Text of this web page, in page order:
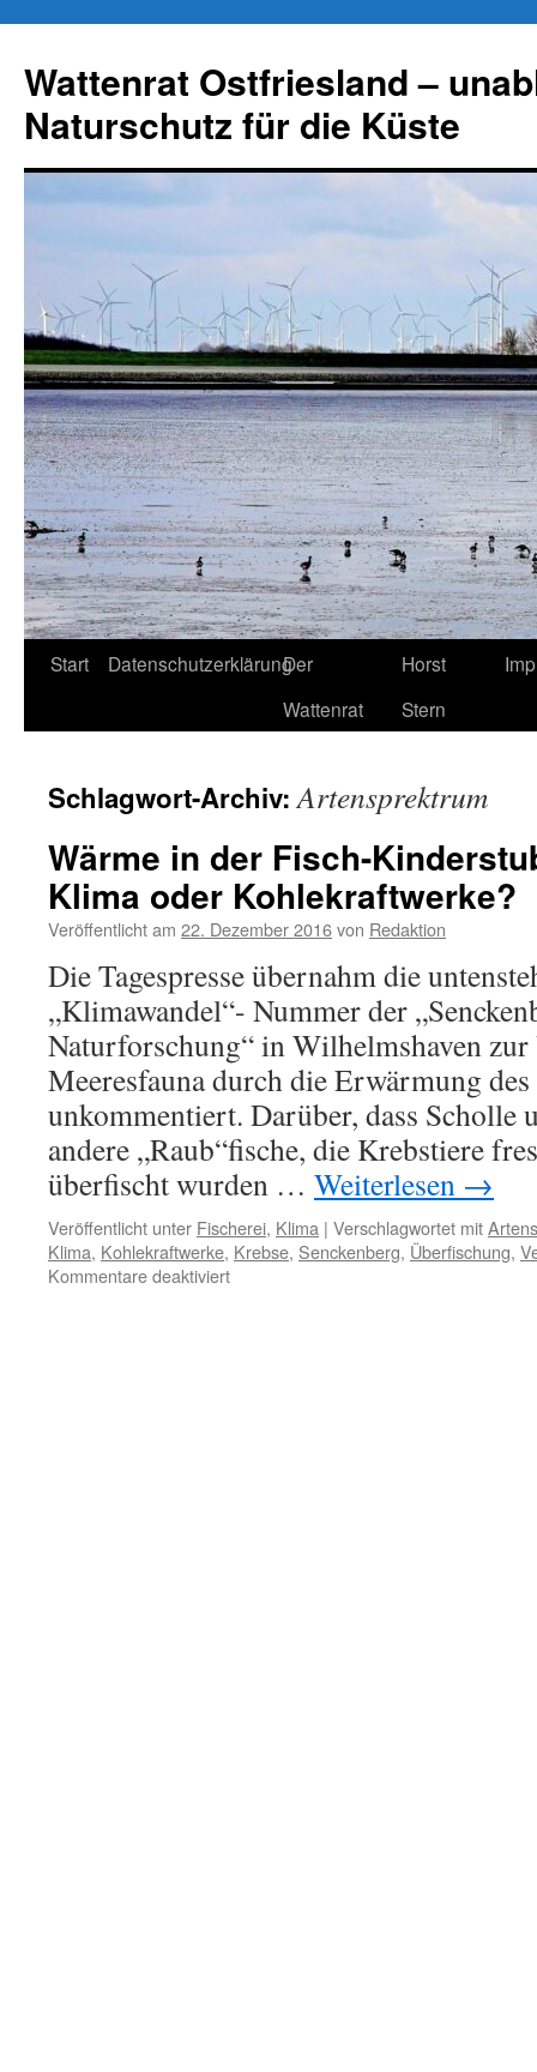
springen
Wattenrat Ostfriesland –
Naturschutz für die Küste
Start DatenschutzerklärungDer
Wattenrat
Horst
Stern
Schlagwort-Archiv:Artensprektrum
Wärme in der Fisch-
Klima oder Kohlekraftwerke?
Veröffentlicht am 22. Dezember 2016von Redaktion
Die Tagespresse übernahm die
„Klimawandel“- Nummer der
Naturforschung“ in Wilhelmshaven
Meeresfauna durch die Erwärmung des
unkommentiert. Darüber, dass Scholle
andere „Raub“fische, die Krebstiere
überfischt wurden … Weiterlesen →
Veröffentlicht unter Fischerei, Klima | Verschlagwortet mit
Klima, Kohlekraftwerke, Krebse, Senckenberg, Überfischung,
Kommentare deaktiviertfür